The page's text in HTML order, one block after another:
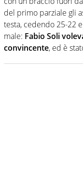
del primo parziale gli
testa, cedendo 25-22
male: Fabio Soli
convincente, ed è